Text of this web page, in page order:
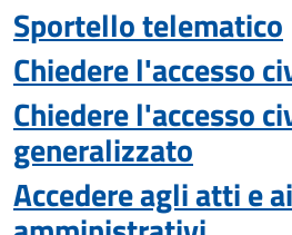
Sportello telematico
Chiedere l'accesso
Chiedere l'accesso
generalizzato
Accedere agli atti e